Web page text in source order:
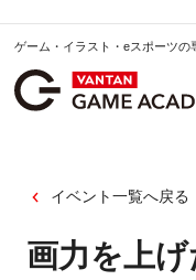
ゲーム・イラスト・eスポーツ
イベント一覧へ戻る
画力を上